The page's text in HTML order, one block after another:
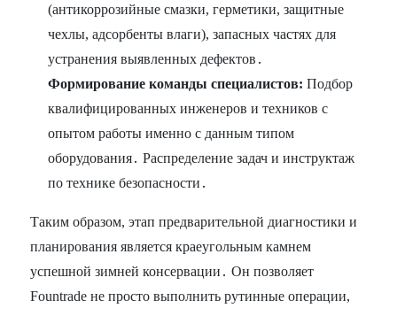
(антикоррозийные смазки, герметики, защитные
чехлы, адсорбенты влаги), запасных частях для
устранения выявленных дефектов․
Формирование команды специалистов: Подбор
квалифицированных инженеров и техников с
опытом работы именно с данным типом
оборудования․ Распределение задач и инструктаж
по технике безопасности․
Таким образом, этап предварительной диагностики и
планирования является краеугольным камнем
успешной зимней консервации․ Он позволяет
Fountrade не просто выполнить рутинные операции,